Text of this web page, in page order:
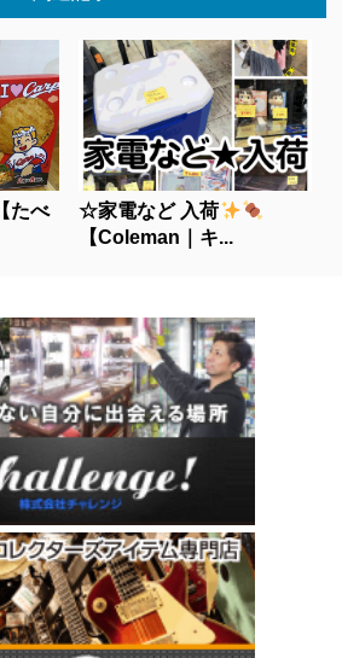
【たべ
☆家電など 入荷
【Coleman｜キ...